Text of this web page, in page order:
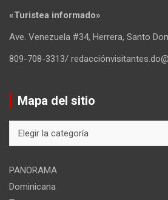
«Turistea informado»
Ave. Venezuela #34, Herrera, Santo
809-708-3313/
Mapa del sitio
del
PANORAMA
Dominicana